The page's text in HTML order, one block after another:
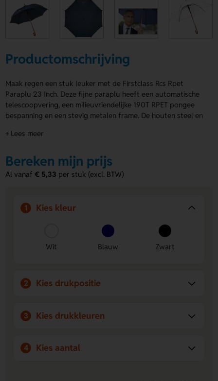
Productomschrijving
Maak regen een stuk leuker met de Firstclass Rcs Rpet
Paraplu 23 Inch. Deze fijne paraplu heeft een automatische
telescoopvering, een milieuvriendelijke 190T RPET pongee
bespanning en een stevig metalen frame. De houten steel en
Rpet Paraplu 23 Inch is RCS-gecertificeerd en bestaat voor
Zwart. Laat een logo, naam of eigen ontwerp drukken op
Segment 3, panel 2, Segment 1 of panel 4. Bestel of vraag
een prijs op.
Paraplu 23 Inch
Dankzij 15% gerecycled materiaal
en RPET kies je voor een slimme, milieuvriendelijke
paraplu.
panel 2, Segment 1 of panel 4.
Handig en stevig in gebruik
afwerking maken hem praktisch en prettig om te
gebruiken.
Aanstekers bedrukken
adres!
+ Lees meer
Bereken mijn prijs
Al vanaf€ 5,33 per stuk (excl. BTW)
1 Kies kleur
Wit Blauw Zwart
2 Kies drukpositie
3 Kies drukkleuren
4 Kies aantal